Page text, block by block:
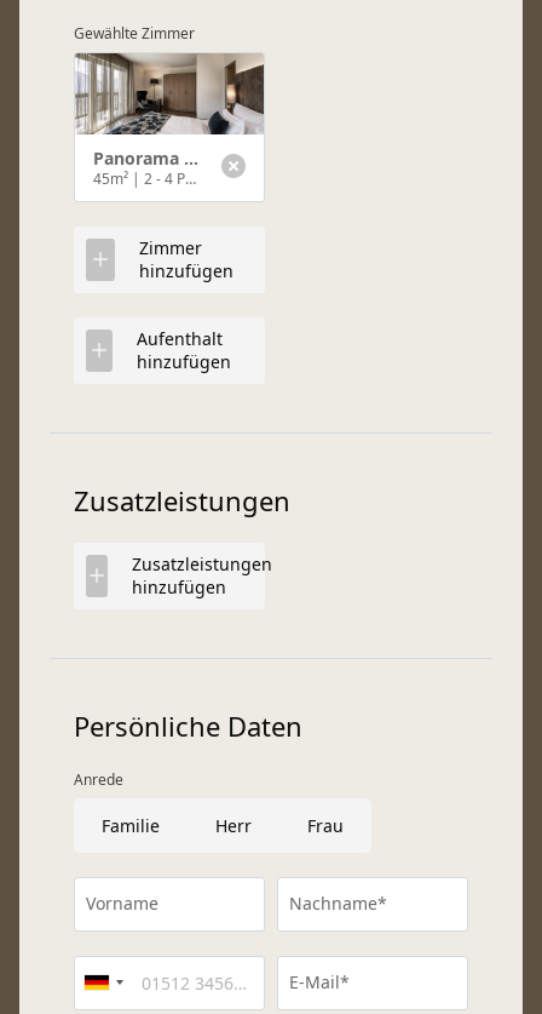
Gewählte Zimmer
Panorama Suite
45m² | 2 - 4 Personen
Zimmer
hinzufügen
Aufenthalt
hinzufügen
Zusatzleistungen
Zusatzleistungen
hinzufügen
Persönliche Daten
Anrede
Familie Herr Frau
Vorname Nachname*
E-Mail*